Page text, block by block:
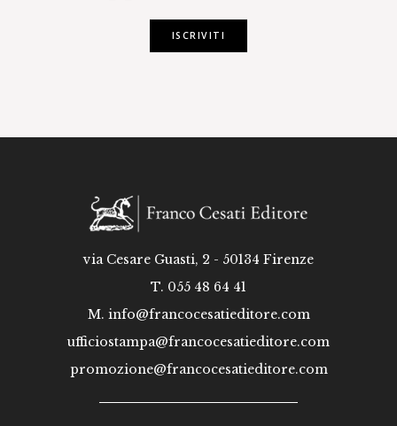
ISCRIVITI
via Cesare Guasti, 2 - 50134 Firenze
T. 055 48 64 41
M. info@francocesatieditore.com
ufficiostampa@francocesatieditore.com
promozione@francocesatieditore.com